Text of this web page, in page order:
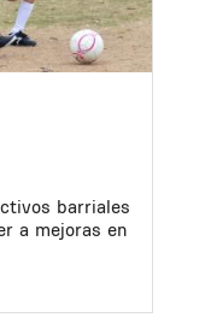
barriales
a mejoras en